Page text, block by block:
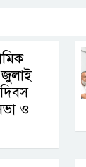
ও